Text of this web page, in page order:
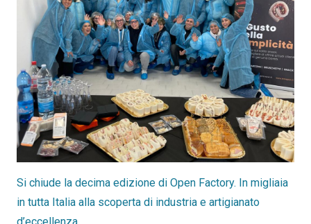
Si chiude la decima edizione di Open Factory. In migliaia
in tutta Italia alla scoperta di industria e artigianato